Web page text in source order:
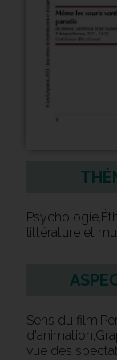
littérature et
Sens du
vue des